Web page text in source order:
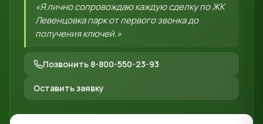
«Я лично сопровождаю каждую сделку по ЖК
Левенцовка парк от первого звонка до
получения ключей.»
Позвонить 8-800-550-23-93
Оставить заявку